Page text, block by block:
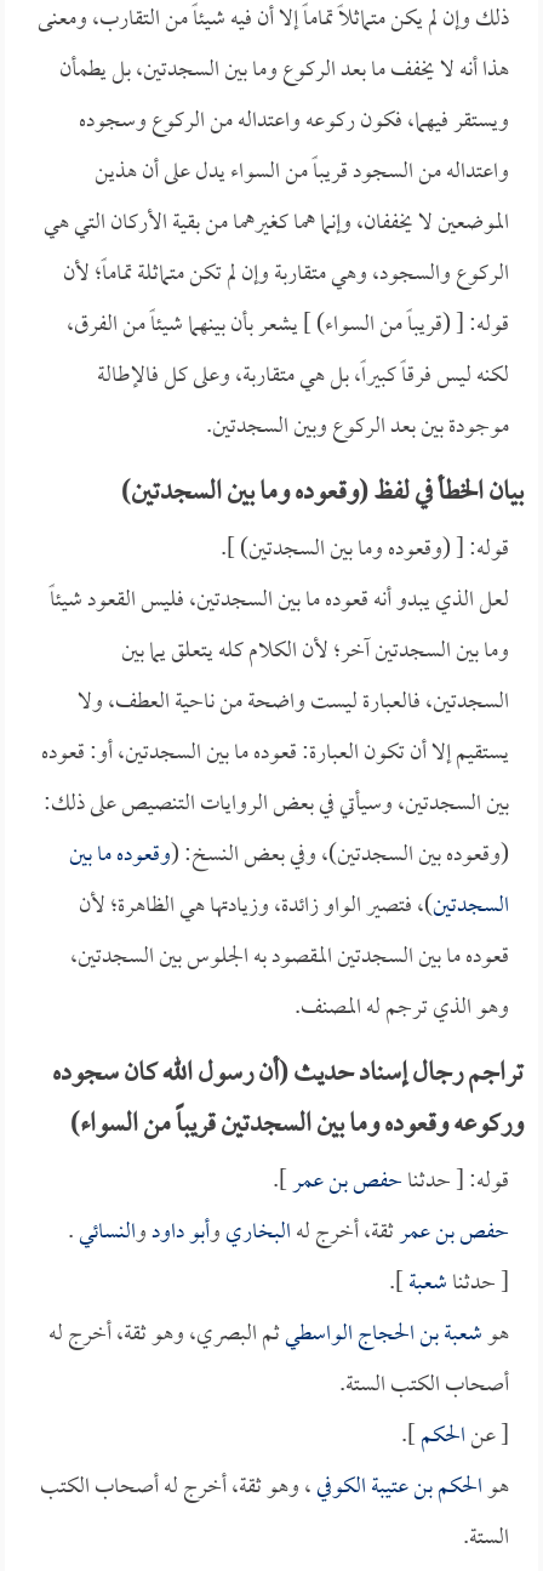
ذلك وإن لم يكن متماثلاً تماماً إلا أن فيه شيئاً من التقارب، ومعنى
هذا أنه لا يخفف ما بعد الركوع وما بين السجدتين، بل يطمأن
ويستقر فيهما، فكون ركوعه واعتداله من الركوع وسجوده
واعتداله من السجود قريباً من السواء يدل على أن هذين
الموضعين لا يخففان، وإنما هما كغيرهما من بقية الأركان التي هي
الركوع والسجود، وهي متقاربة وإن لم تكن متماثلة تماماً؛ لأن
قوله: [ (قريباً من السواء) ] يشعر بأن بينهما شيئاً من الفرق،
لكنه ليس فرقاً كبيراً، بل هي متقاربة، وعلى كل فالإطالة
موجودة بين بعد الركوع وبين السجدتين.
بيان الخطأ في لفظ (وقعوده وما بين السجدتين)
قوله: [ (وقعوده وما بين السجدتين) ].
لعل الذي يبدو أنه قعوده ما بين السجدتين، فليس القعود شيئاً
وما بين السجدتين آخر؛ لأن الكلام كله يتعلق يما بين
السجدتين، فالعبارة ليست واضحة من ناحية العطف، ولا
يستقيم إلا أن تكون العبارة: قعوده ما بين السجدتين، أو: قعوده
بين السجدتين، وسيأتي في بعض الروايات التنصيص على ذلك:
(وقعوده بين السجدتين)، وفي بعض النسخ: (وقعوده ما بين
السجدتين)، فتصير الواو زائدة، وزيادتها هي الظاهرة؛ لأن
قعوده ما بين السجدتين المقصود به الجلوس بين السجدتين،
وهو الذي ترجم له المصنف.
تراجم رجال إسناد حديث (أن رسول الله كان سجوده
وركوعه وقعوده وما بين السجدتين قريباً من السواء)
قوله: [ حدثناحفص بن عمر].
حفص بن عمرثقة، أخرج لهالبخاريوأبو داودوالنسائي.
[ حدثناشعبة].
هوشعبة بن الحجاج الواسطيثم البصري، وهو ثقة، أخرج له
أصحاب الكتب الستة.
[ عنالحكم].
هوالحكم بن عتيبة الكوفي، وهو ثقة، أخرج له أصحاب الكتب
الستة.